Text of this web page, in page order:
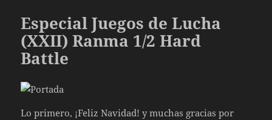
Especial Juegos de Lucha
(XXII) Ranma 1/2 Hard
Battle
Lo primero, ¡Feliz Navidad! y muchas gracias por